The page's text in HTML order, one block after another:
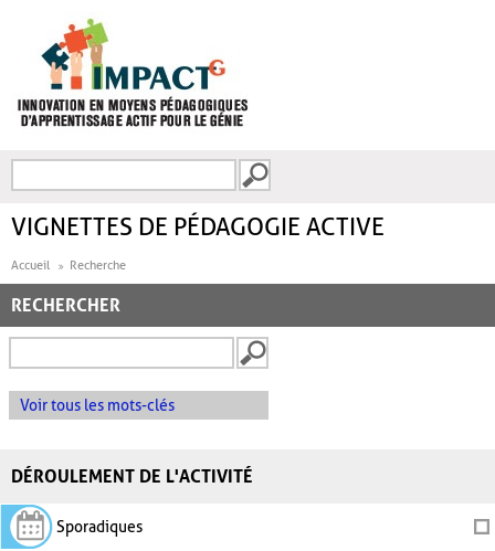
FORMULAIRE DE
VIGNETTES DE PÉDAGOGIE ACTIVE
Accueil Recherche
RECHERCHER
Voir tous les mots-clés
DÉROULEMENT DE L'ACTIVITÉ
Sporadiques